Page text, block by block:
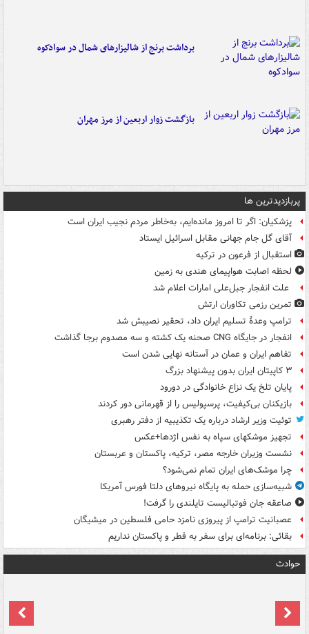
برداشت برنج از شالیزارهای شمال در سوادکوه
بازگشت زوار اربعین از مرز مهران
پربازدیدترین ها
پزشکیان: اگر تا امروز مانده‌ایم، به‌خاطر مردم نجیب ایران است
آقای گل جام جهانی مقابل اسرائیل ایستاد
استقبال از فرعون در ترکیه
لحظه اصابت هواپیمای هندی به زمین
علت انفجار جبل‌علی امارات اعلام شد
تمرین رزمی تکاوران ارتش
ترامپ وعدۀ تسلیم ایران داد، تحقیر نصیبش شد
انفجار در جایگاه CNG صحنه یک کشته و سه مصدوم برجا گذاشت
تفاهم ایران و عمان در آستانه نهایی شدن است
۳ کاپیتان ایران بدون پیشنهاد بزرگ
پایان تلخ یک نزاع خانوادگی در دورود
بازیکنان بی‌کیفیت، پرسپولیس را از قهرمانی دور کردند
توئیت وزیر ارشاد درباره یک تکذیبیه از دفتر رهبری
تجهیز موشکهای سپاه به نفس اژدها+عکس
نشست وزیران خارجه مصر، ترکیه، پاکستان و عربستان
چرا موشک‌های ایران تمام نمی‌شود؟
شبیه‌سازی حمله به پایگاه نیروهای دلتا فورس آمریکا
صاعقه جان فوتبالیست تایلندی را گرفت!
عصبانیت ترامپ از پیروزی نامزد حامی فلسطین در میشیگان
بقائی: برنامه‌ای برای سفر به قطر و پاکستان نداریم
حوادث